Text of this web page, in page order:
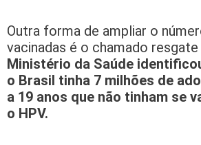
Outra forma de ampliar o
vacinadas é o chamado resgate
Ministério da Saúde
o Brasil tinha 7 milhões de
a 19 anos que não tinham se
o HPV.